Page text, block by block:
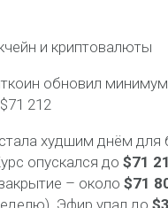
и криптовалюты
обновил
212
худшим днём для
опускался до $71
– около $71
Эфир упал до